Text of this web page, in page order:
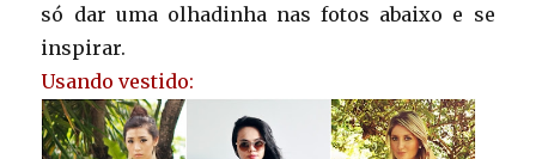
só dar uma olhadinha nas fotos abaixo e se
inspirar.
Usando vestido: